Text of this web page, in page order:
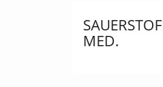
MED.